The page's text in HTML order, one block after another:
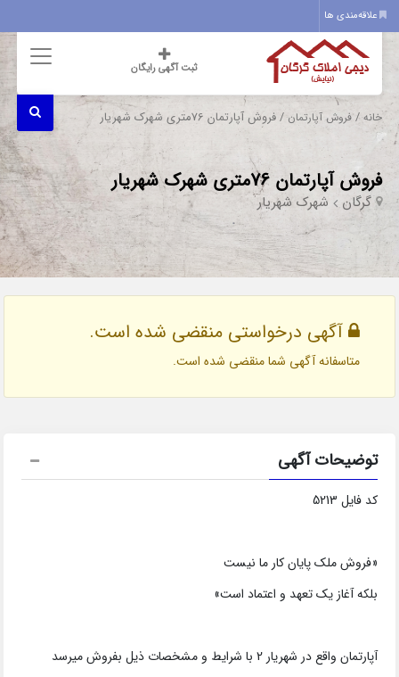
علاقه‌مندی ها
ثبت آگهی رایگان
خانه /فروش آپارتمان / فروش آپارتمان 76متری شهرک شهریار
فروش آپارتمان 76متری شهرک شهریار
گرگان شهرک شهریار
آگهی درخواستی منقضی شده است.
متاسفانه آگهی شما منقضی شده است.
توضیحات آگهی
کد فایل 5213
«فروش ملک پایان کار ما نیست
بلکه آغاز یک تعهد و اعتماد است»
آپارتمان واقع در شهریار 2 با شرایط و مشخصات ذیل بفروش میرسد